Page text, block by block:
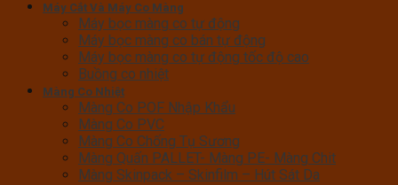
Máy Cắt Và Máy Co Màng
Máy bọc màng co tự động
Máy bọc màng co bán tự động
Máy bọc màng co tự động tốc độ cao
Buồng co nhiệt
Màng Co Nhiệt
Màng Co POF Nhập Khẩu
Màng Co PVC
Màng Co Chống Tụ Sương
Màng Quấn PALLET- Màng PE- Màng Chit
Màng Skinpack – Skinfilm – Hút Sát Da